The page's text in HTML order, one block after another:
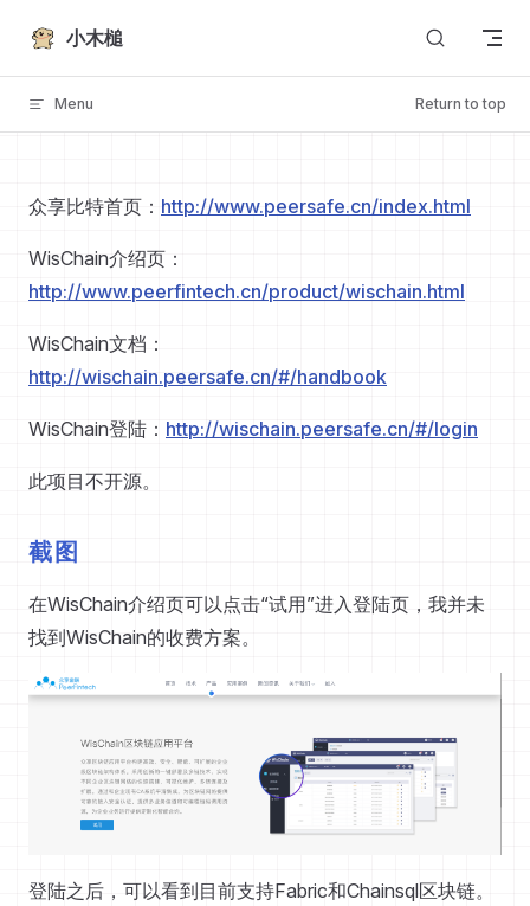
Skip to content
小木槌
Menu Return to top
众享比特首页： http://www.peersafe.cn/index.html
WisChain介绍页：
http://www.peerfintech.cn/product/wischain.html
WisChain文档：
http://wischain.peersafe.cn/#/handbook
WisChain登陆： http://wischain.peersafe.cn/#/login
此项目不开源。
截图
在WisChain介绍页可以点击“试用”进入登陆页，我并未
找到WisChain的收费方案。
登陆之后，可以看到目前支持Fabric和Chainsql区块链。